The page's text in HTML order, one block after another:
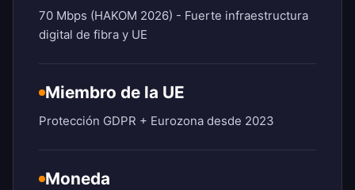
70 Mbps (HAKOM 2026) - Fuerte infraestructura
digital de fibra y UE
Miembro de la UE
Protección GDPR + Eurozona desde 2023
Moneda